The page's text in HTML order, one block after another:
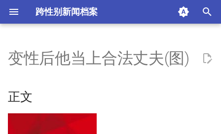
跨性别新闻档案
i
正文
北京晚报
摘要与附加信息
变性后他当上合法丈夫(图)
正文